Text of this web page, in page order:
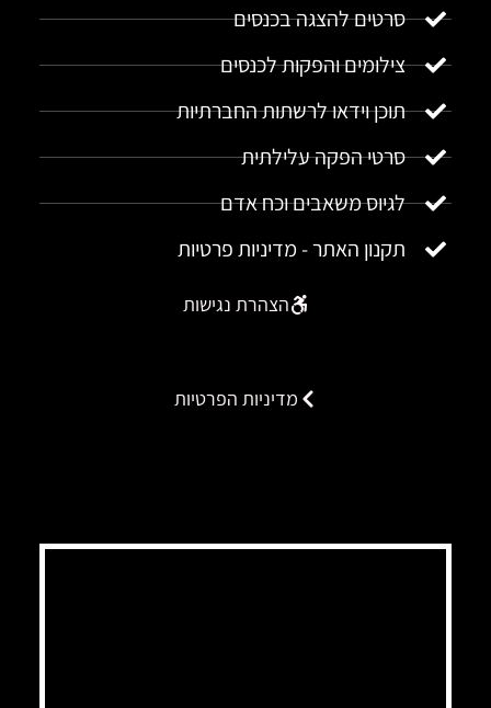
סרטים להצגה בכנסים
צילומים והפקות לכנסים
תוכן וידאו לרשתות החברתיות
סרטי הפקה עלילתית
לגיוס משאבים וכח אדם
תקנון האתר - מדיניות פרטיות
הצהרת נגישות
מדיניות הפרטיות